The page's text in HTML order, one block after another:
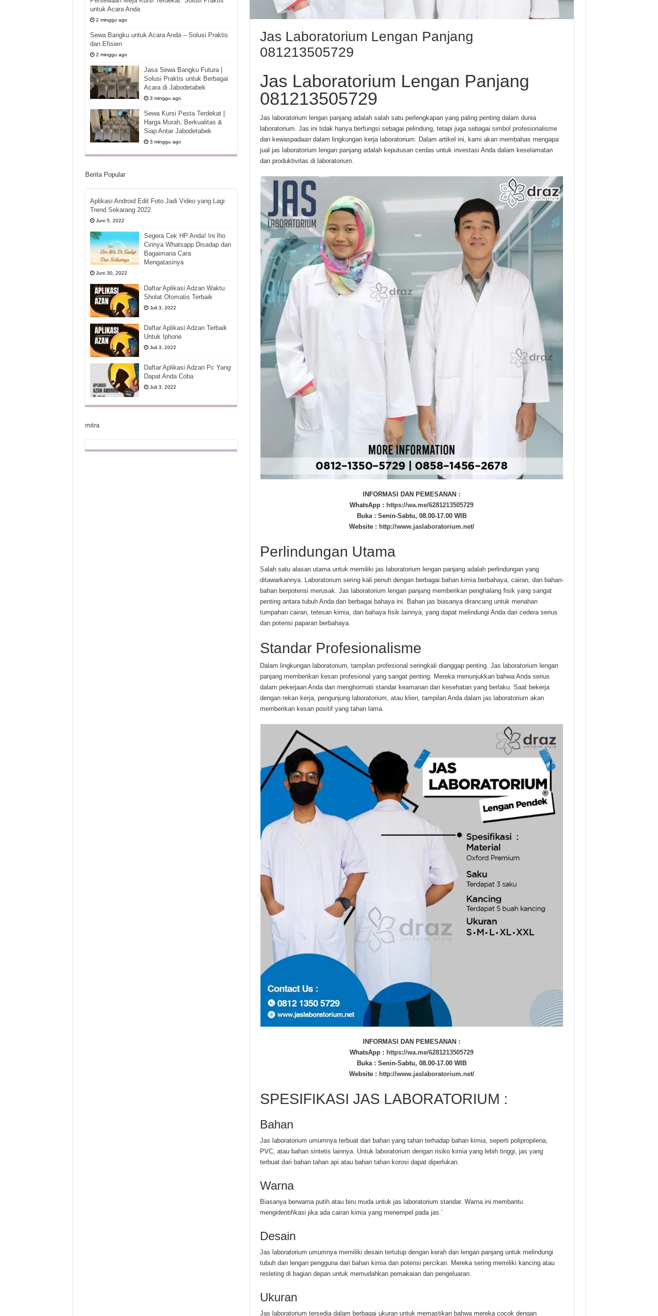
Jas Laboratorium Lengan Panjang
081213505729
Jas Laboratorium Lengan Panjang
081213505729
Jas laboratorium lengan panjang adalah salah satu perlengkapan yang paling penting dalam dunia
laboratorium. Jas ini tidak hanya berfungsi sebagai pelindung, tetapi juga sebagai simbol profesionalisme
dan kewaspadaan dalam lingkungan kerja laboratorium. Dalam artikel ini, kami akan membahas mengapa
jual jas laboratorium lengan panjang adalah keputusan cerdas untuk investasi Anda dalam keselamatan
dan produktivitas di laboratorium.
INFORMASI DAN PEMESANAN :
WhatsApp : https://wa.me/6281213505729
Buka : Senin-Sabtu, 08.00-17.00 WIB
Website : http://www.jaslaboratorium.net/
Perlindungan Utama
Salah satu alasan utama untuk memiliki jas laboratorium lengan panjang adalah perlindungan yang
ditawarkannya. Laboratorium sering kali penuh dengan berbagai bahan kimia berbahaya, cairan, dan bahan-
bahan berpotensi merusak. Jas laboratorium lengan panjang memberikan penghalang fisik yang sangat
penting antara tubuh Anda dan berbagai bahaya ini. Bahan jas biasanya dirancang untuk menahan
tumpahan cairan, tetesan kimia, dan bahaya fisik lainnya, yang dapat melindungi Anda dari cedera serius
dan potensi paparan berbahaya.
Standar Profesionalisme
Dalam lingkungan laboratorium, tampilan profesional seringkali dianggap penting. Jas laboratorium lengan
panjang memberikan kesan profesional yang sangat penting. Mereka menunjukkan bahwa Anda serius
dalam pekerjaan Anda dan menghormati standar keamanan dan kesehatan yang berlaku. Saat bekerja
dengan rekan kerja, pengunjung laboratorium, atau klien, tampilan Anda dalam jas laboratorium akan
memberikan kesan positif yang tahan lama.
INFORMASI DAN PEMESANAN :
WhatsApp : https://wa.me/6281213505729
Buka : Senin-Sabtu, 08.00-17.00 WIB
Website : http://www.jaslaboratorium.net/
SPESIFIKASI JAS LABORATORIUM :
Bahan
Jas laboratorium umumnya terbuat dari bahan yang tahan terhadap bahan kimia, seperti polipropilena,
PVC, atau bahan sintetis lainnya. Untuk laboratorium dengan risiko kimia yang lebih tinggi, jas yang
terbuat dari bahan tahan api atau bahan tahan korosi dapat diperlukan.
Warna
Biasanya berwarna putih atau biru muda untuk jas laboratorium standar. Warna ini membantu
mengidentifikasi jika ada cairan kimia yang menempel pada jas.’
Desain
Jas laboratorium umumnya memiliki desain tertutup dengan kerah dan lengan panjang untuk melindungi
tubuh dan lengan pengguna dari bahan kimia dan potensi percikan. Mereka sering memiliki kancing atau
resleting di bagian depan untuk memudahkan pemakaian dan pengeluaran.
Ukuran
Jas laboratorium tersedia dalam berbagai ukuran untuk memastikan bahwa mereka cocok dengan
untuk Acara Anda
2 minggu ago
Sewa Bangku untuk Acara Anda – Solusi Praktis
dan Efisien
2 minggu ago
Jasa Sewa Bangku Futura |
Solusi Praktis untuk Berbagai
Acara di Jabodetabek
3 minggu ago
Sewa Kursi Pesta Terdekat |
Harga Murah, Berkualitas &
Siap Antar Jabodetabek
3 minggu ago
Berita Popular
Aplikasi Android Edit Foto Jadi Video yang Lagi
Trend Sekarang 2022
Juni 5, 2022
Segera Cek HP Anda! Ini lho
Cirinya Whatsapp Disadap dan
Bagaimana Cara
Mengatasinya
Juni 30, 2022
Daftar Aplikasi Adzan Waktu
Sholat Otomatis Terbaik
Juli 3, 2022
Daftar Aplikasi Adzan Terbaik
Untuk Iphone
Juli 3, 2022
Daftar Aplikasi Adzan Pc Yang
Dapat Anda Coba
Juli 3, 2022
mitra